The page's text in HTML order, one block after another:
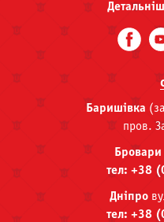
Баришівка
пров.
Бровари
тел: +38
Дніпро
тел: +38